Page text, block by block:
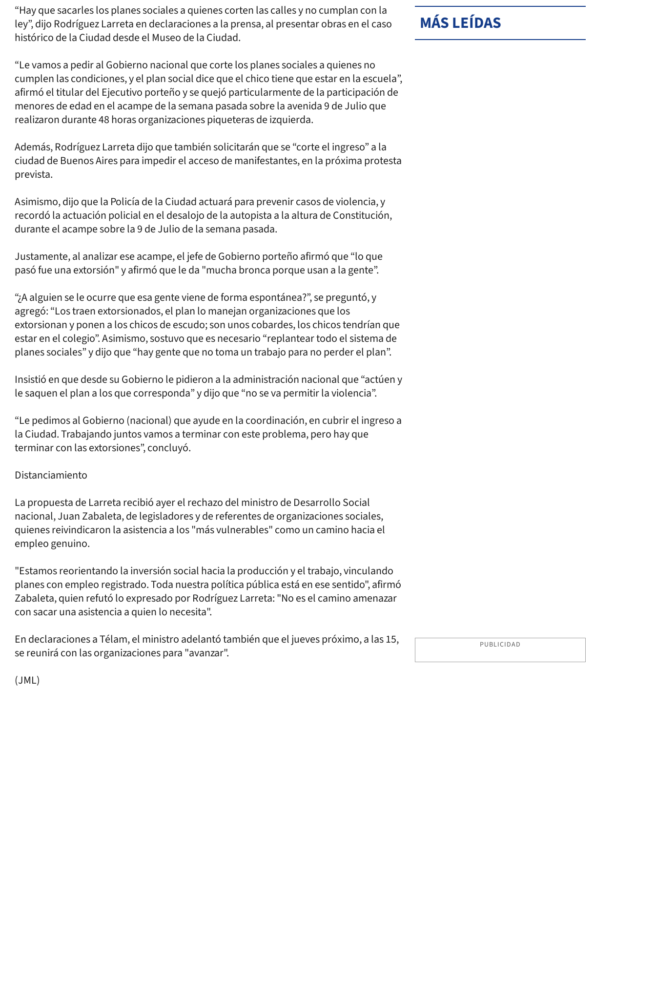
“Hay que sacarles los planes sociales a quienes corten las calles y no cumplan con la
ley”, dijo Rodríguez Larreta en declaraciones a la prensa, al presentar obras en el caso
histórico de la Ciudad desde el Museo de la Ciudad.
“Le vamos a pedir al Gobierno nacional que corte los planes sociales a quienes no
cumplen las condiciones, y el plan social dice que el chico tiene que estar en la escuela”,
afirmó el titular del Ejecutivo porteño y se quejó particularmente de la participación de
menores de edad en el acampe de la semana pasada sobre la avenida 9 de Julio que
realizaron durante 48 horas organizaciones piqueteras de izquierda.
Además, Rodríguez Larreta dijo que también solicitarán que se “corte el ingreso” a la
ciudad de Buenos Aires para impedir el acceso de manifestantes, en la próxima protesta
prevista.
Asimismo, dijo que la Policía de la Ciudad actuará para prevenir casos de violencia, y
recordó la actuación policial en el desalojo de la autopista a la altura de Constitución,
durante el acampe sobre la 9 de Julio de la semana pasada.
Justamente, al analizar ese acampe, el jefe de Gobierno porteño afirmó que “lo que
pasó fue una extorsión" y afirmó que le da "mucha bronca porque usan a la gente”.
“¿A alguien se le ocurre que esa gente viene de forma espontánea?”, se preguntó, y
agregó: “Los traen extorsionados, el plan lo manejan organizaciones que los
extorsionan y ponen a los chicos de escudo; son unos cobardes, los chicos tendrían que
estar en el colegio”. Asimismo, sostuvo que es necesario “replantear todo el sistema de
planes sociales” y dijo que “hay gente que no toma un trabajo para no perder el plan”.
Insistió en que desde su Gobierno le pidieron a la administración nacional que “actúen y
le saquen el plan a los que corresponda” y dijo que “no se va permitir la violencia”.
“Le pedimos al Gobierno (nacional) que ayude en la coordinación, en cubrir el ingreso a
la Ciudad. Trabajando juntos vamos a terminar con este problema, pero hay que
terminar con las extorsiones”, concluyó.
Distanciamiento
La propuesta de Larreta recibió ayer el rechazo del ministro de Desarrollo Social
nacional, Juan Zabaleta, de legisladores y de referentes de organizaciones sociales,
quienes reivindicaron la asistencia a los "más vulnerables" como un camino hacia el
empleo genuino.
"Estamos reorientando la inversión social hacia la producción y el trabajo, vinculando
planes con empleo registrado. Toda nuestra política pública está en ese sentido", afirmó
Zabaleta, quien refutó lo expresado por Rodríguez Larreta: "No es el camino amenazar
con sacar una asistencia a quien lo necesita".
En declaraciones a Télam, el ministro adelantó también que el jueves próximo, a las 15,
se reunirá con las organizaciones para "avanzar".
(JML)
MÁS LEÍDAS
PUBLICIDAD